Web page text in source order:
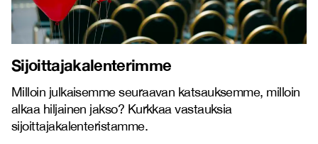
Sijoittajakalenterimme
Milloin julkaisemme seuraavan katsauksemme, milloin
alkaa hiljainen jakso? Kurkkaa vastauksia
sijoittajakalenteristamme.